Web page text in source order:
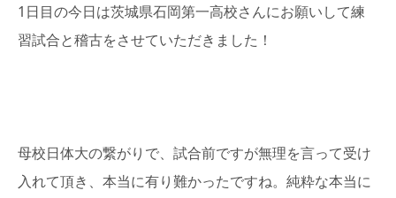
1日目の今日は茨城県石岡第一高校さんにお願いして練
習試合と稽古をさせていただきました！
母校日体大の繋がりで、試合前ですが無理を言って受け
入れて頂き、本当に有り難かったですね。純粋な本当に